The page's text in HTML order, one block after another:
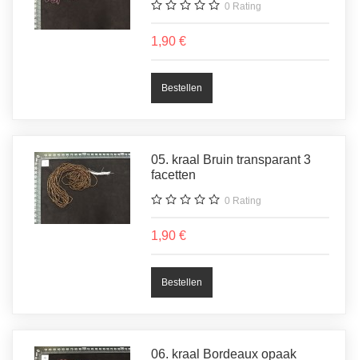
0 Rating
1,90 €
05. kraal Bruin transparant 3
facetten
0 Rating
1,90 €
06. kraal Bordeaux opaak